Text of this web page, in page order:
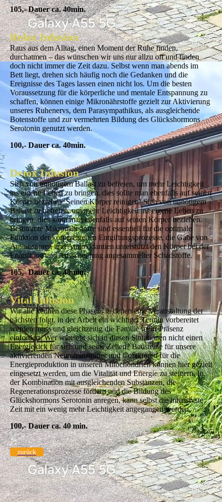
105,- Dauer ca. 40min.
Relax Infusion
Raus aus dem Alltag, einen Moment der Ruhe finden,
durchatmen – das wünschen wir uns nur allzu oft und finden
doch nicht immer die Zeit dazu. Selbst wenn man abends im
Bett liegt, drehen sich häufig noch die Gedanken und die
Ereignisse des Tages lassen einen nicht los. Um die besten
Voraussetzung für die körperliche und mentale Entspannung zu
schaffen, können einige Mikronährstoffe gezielt zur Aktivierung
unseres Ruhenervs, dem Parasympathikus, als ausgleichende
Botenstoffe und zur vermehrten Bildung des Glückshormons
Serotonin genutzt werden.
100,- Dauer ca. 40min.
Detox Infusion
Sich von unnötigem Ballast zu befreien, um mehr Leichtigkeit
ins eigene Leben zu bringen, dies sollte man ebenfalls auf seinen
Körper beziehen. Seinen Körper reinigen! Sich von unnötigem
Ballast zu befreien, um mehr Leichtigkeit ins eigene Leben zu
bringen, dies kann man ebenfalls auf seinen Körper beziehen.
Bestimmte Mikronährstoffe sind essentiell für die optimale
Funktion der körpereigenen Entgiftungsprozesse, die Gabe von
Aminosäuren und Antioxidantien unterstützt den Körper bei der
Entgiftung und Ausscheidung angesammelter Schadstoffe.
105,- Dauer ca. 40min.
Vital Infusion
Wir alle kennen diese Phasen, in denen eine Veranstaltung der
nächsten folgt, in der Arbeit ein wichtiger Termin vorbereitet
werden muss und gleichzeitig die Familie mehr Präsenz
einfordert. Wer wünscht sich in diesen Situationen nicht einen
Energiekick für sich und seine Zellen? Bausteine für unsere
aktivierenden Neurotransmitter und Cofaktoren für die
Energieproduktion in unseren Mitochondrien können hier gezielt
eingesetzt werden, um die Vitalität und Energie zu steigern. In
der Kombination mit ausgleichenden Substanzen, die
Regenerationsprozesse fördern und die Bildung des
Glückshormons Serotonin anregen, kann selbst die intensivste
Zeit mit ein wenig mehr Leichtigkeit angegangen werden.
100,- Dauer ca. 40 min.
zurück